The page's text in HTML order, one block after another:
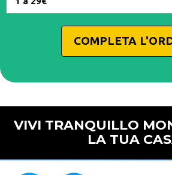
COMPLETA
VIVI TRANQUILLO
LA TUA